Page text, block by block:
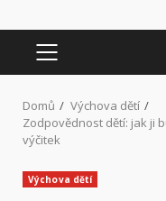
Domů
Výchova dětí
Zodpovědnost dětí: jak ji
výčitek
Výchova dětí